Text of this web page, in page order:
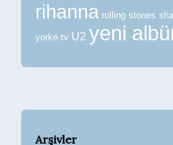
rihanna rolling stones
yorke tv U2 yeni
Arşivler